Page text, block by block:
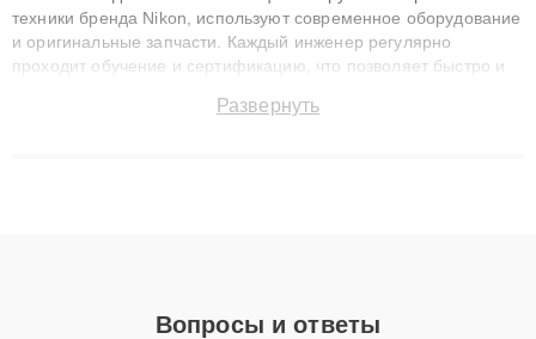
техники бренда Nikon, используют современное оборудование
и оригинальные запчасти. Каждый инженер регулярно
проходит обучение и сертификацию, что позволяет быстро и
сохранением гарантии до 3 лет. Наши мастера решают
Развернуть
Вопросы и ответы